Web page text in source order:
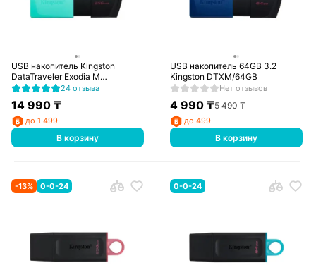
USB накопитель Kingston
DataTraveler Exodia M
(DTXM/256GB)24 отзыва
14 990₸
до 1 499
В корзину
USB накопитель 64GB 3.2
Kingston DTXM/64GB
Нет отзывов
4 990 ₸5 490₸
до 499
В корзину
-13% 0-0-24 0-0-24